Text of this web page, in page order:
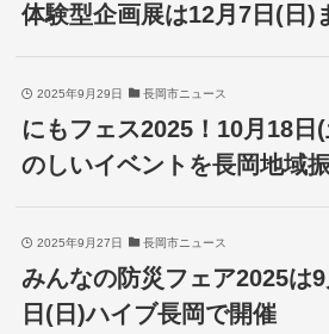
体験型企画展は12月7日(日)
2025年9月29日 長岡市ニュース
にもフェス2025！10月18日
のしいイベントを長岡地域
2025年9月27日 長岡市ニュース
みんなの防災フェア2025は
日(日)ハイブ長岡で開催